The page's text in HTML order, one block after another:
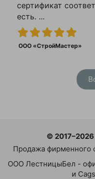
сертификат
есть. ...
ООО «СтройМастер»
©
Продажа фирменного
ООО ЛестницыБел -
и